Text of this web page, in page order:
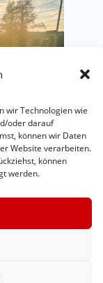
wir Technologien wie
oder darauf
können wir Daten
Website verarbeiten.
können
werden.